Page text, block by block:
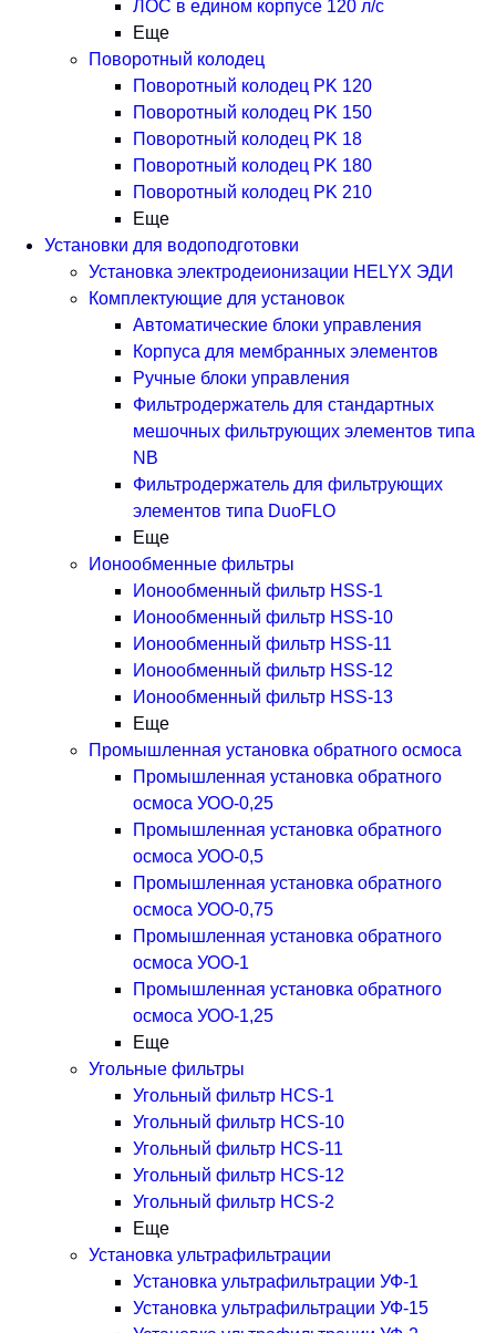
ЛОС в едином корпусе 120 л/с
Еще
Поворотный колодец
Поворотный колодец PK 120
Поворотный колодец PK 150
Поворотный колодец PK 18
Поворотный колодец PK 180
Поворотный колодец PK 210
Еще
Установки для водоподготовки
Установка электродеионизации HELYX ЭДИ
Комплектующие для установок
Автоматические блоки управления
Корпуса для мембранных элементов
Ручные блоки управления
Фильтродержатель для стандартных
мешочных фильтрующих элементов типа
NB
Фильтродержатель для фильтрующих
элементов типа DuoFLO
Еще
Ионообменные фильтры
Ионообменный фильтр HSS-1
Ионообменный фильтр HSS-10
Ионообменный фильтр HSS-11
Ионообменный фильтр HSS-12
Ионообменный фильтр HSS-13
Еще
Промышленная установка обратного осмоса
Промышленная установка обратного
осмоса УОО-0,25
Промышленная установка обратного
осмоса УОО-0,5
Промышленная установка обратного
осмоса УОО-0,75
Промышленная установка обратного
осмоса УОО-1
Промышленная установка обратного
осмоса УОО-1,25
Еще
Угольные фильтры
Угольный фильтр HСS-1
Угольный фильтр HСS-10
Угольный фильтр HСS-11
Угольный фильтр HСS-12
Угольный фильтр HСS-2
Еще
Установка ультрафильтрации
Установка ультрафильтрации УФ-1
Установка ультрафильтрации УФ-15